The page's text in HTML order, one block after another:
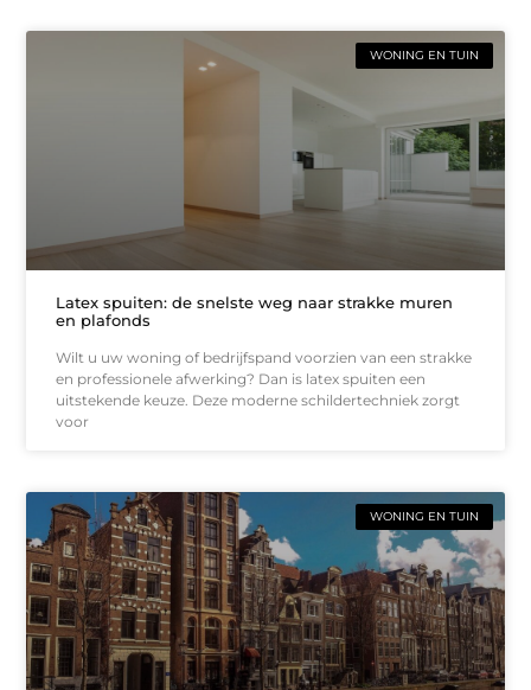
WONING EN TUIN
Latex spuiten: de snelste weg naar strakke muren
en plafonds
Wilt u uw woning of bedrijfspand voorzien van een strakke
en professionele afwerking? Dan is latex spuiten een
uitstekende keuze. Deze moderne schildertechniek zorgt
voor
WONING EN TUIN